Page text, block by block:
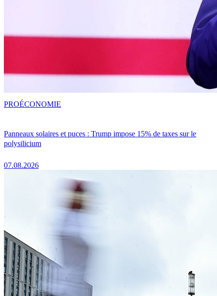
Panneaux solaires et puces : Trump impose 15% de taxes sur le
polysilicium
07.08.2026
PROÉCONOMIE